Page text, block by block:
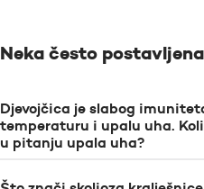
Neka često
Djevojčica je slabog
temperaturu i upalu uha.
u pitanju upala uha?